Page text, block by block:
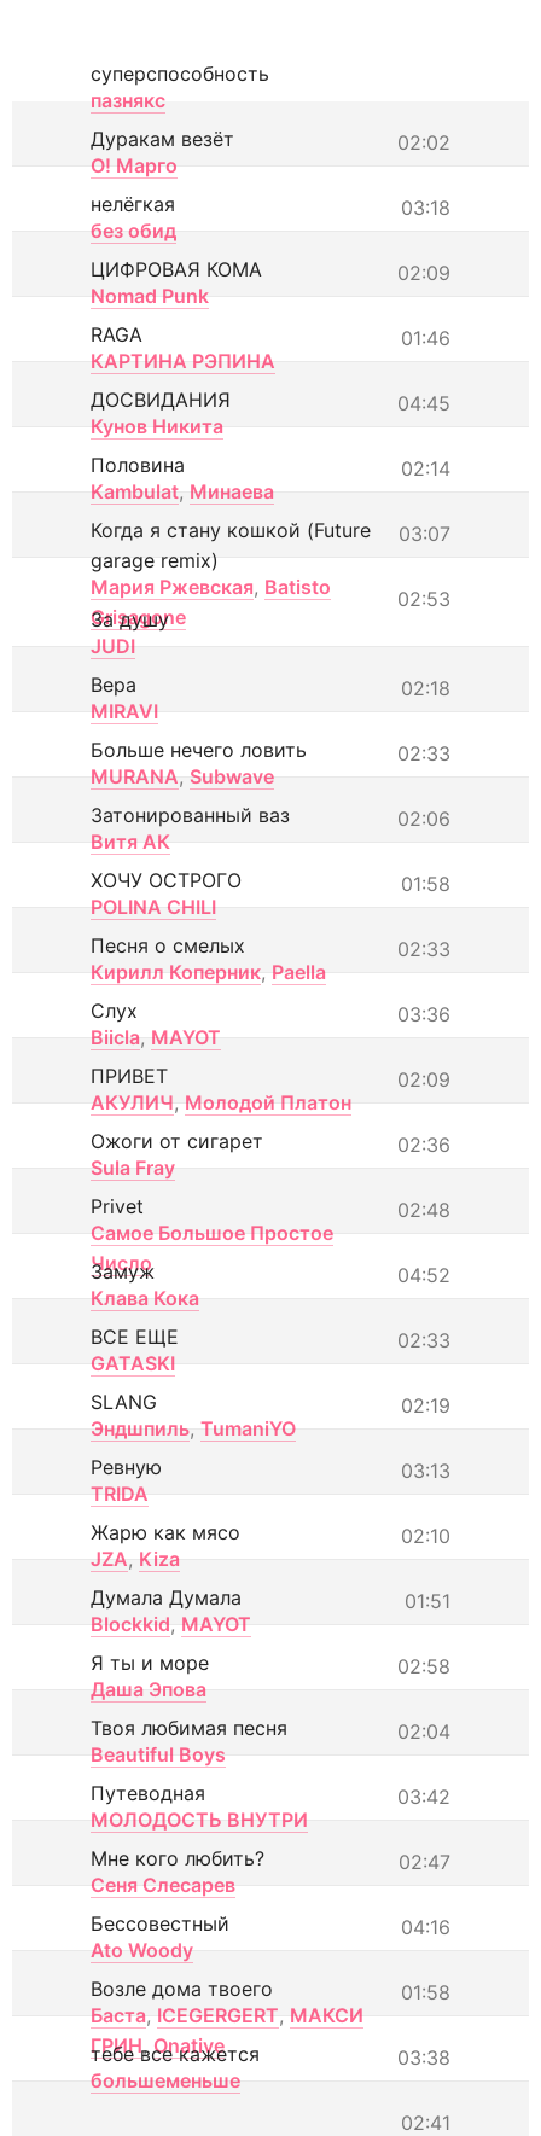
суперспособность
пазнякс
02:02
Дуракам везёт
О! Марго
03:18
нелёгкая
без обид
02:09
ЦИФРОВАЯ КОМА
Nomad Punk
01:46
RAGA
КАРТИНА РЭПИНА
04:45
ДОСВИДАНИЯ
Кунов Никита
02:14
Половина
Kambulat, Минаева
03:07
Когда я стану кошкой (Future
garage remix)
Мария Ржевская, Batisto
Grisagone
02:53
За душу
JUDI
02:18
Вера
MIRAVI
02:33
Больше нечего ловить
MURANA, Subwave
02:06
Затонированный ваз
Витя АК
01:58
ХОЧУ ОСТРОГО
POLINA CHILI
02:33
Песня о смелых
Кирилл Коперник, Paella
03:36
Слух
Biicla, MAYOT
02:09
ПРИВЕТ
АКУЛИЧ, Молодой Платон
02:36
Ожоги от сигарет
Sula Fray
02:48
Privet
Самое Большое Простое
Число
04:52
Замуж
Клава Кока
02:33
ВСЕ ЕЩЕ
GATASKI
02:19
SLANG
Эндшпиль, TumaniYO
03:13
Ревную
TRIDA
02:10
Жарю как мясо
JZA, Kiza
01:51
Думала Думала
Blockkid, MAYOT
02:58
Я ты и море
Даша Эпова
02:04
Твоя любимая песня
Beautiful Boys
03:42
Путеводная
МОЛОДОСТЬ ВНУТРИ
02:47
Мне кого любить?
Сеня Слесарев
04:16
Бессовестный
Ato Woody
01:58
Возле дома твоего
Баста, ICEGERGERT, МАКСИ
ГРИН, Onative 03:38
тебе все кажется
большеменьше
02:41